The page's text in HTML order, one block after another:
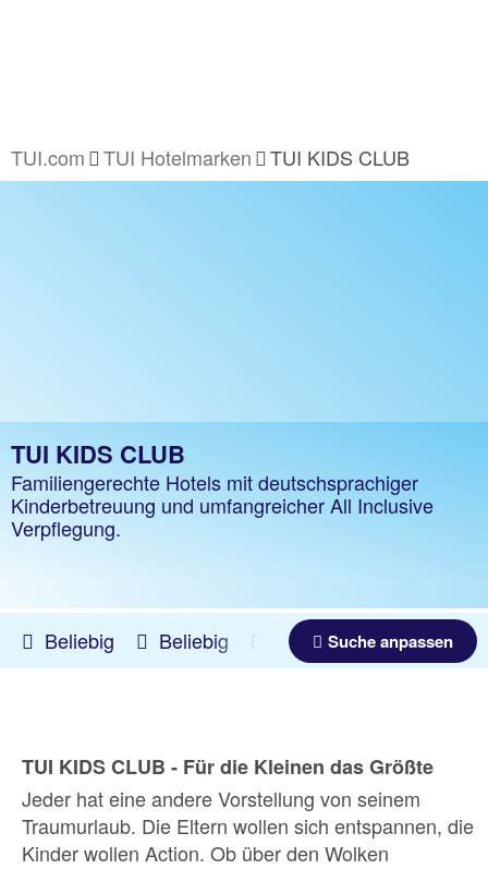
TUI.com TUI Hotelmarken TUI KIDS CLUB
TUI KIDS CLUB
Familiengerechte Hotels mit deutschsprachiger
Kinderbetreuung und umfangreicher All Inclusive
Verpflegung.
Beliebig Beliebig 11.08.2026 -06.03.2027
Suche anpassen
TUI KIDS CLUB - Für die Kleinen das Größte
Jeder hat eine andere Vorstellung von seinem
Traumurlaub. Die Eltern wollen sich entspannen, die
Kinder wollen Action. Ob über den Wolken